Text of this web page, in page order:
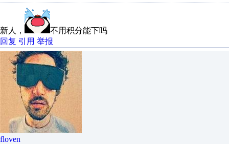
新人，
不用积分能下吗
回复 引用 举报
floven